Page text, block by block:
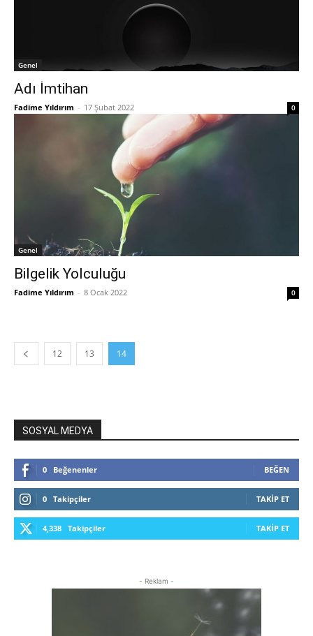
Genel
Adı İmtihan
Fadime Yıldırım - 17 Şubat 2022 0
Genel
Bilgelik Yolculuğu
Fadime Yıldırım - 8 Ocak 2022 0
12 13 14
SOSYAL MEDYA
0 Beğenenler BEĞEN
0 Takipçiler TAKIP ET
4,338 Takipçiler TAKIP ET
- Reklam -